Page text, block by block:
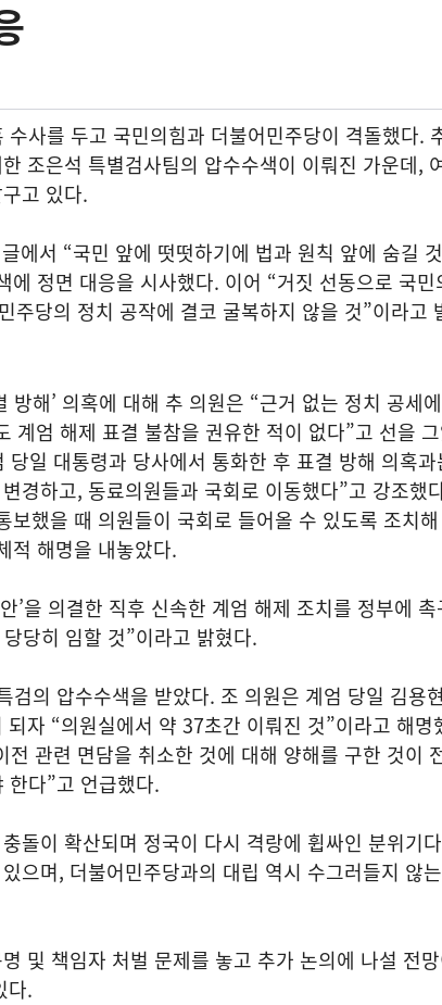
사를 두고 국민의힘과 더불어민주당이 격돌했다.
조은석 특별검사팀의 압수수색이 이뤄진 가운데,
고 있다.
에서 “국민 앞에 떳떳하기에 법과 원칙 앞에 숨길
정면 대응을 시사했다. 이어 “거짓 선동으로 국민
주당의 정치 공작에 결코 굴복하지 않을 것”이라고
방해’ 의혹에 대해 추 의원은 “근거 없는 정치 공세에
계엄 해제 표결 불참을 권유한 적이 없다”고 선을
일 대통령과 당사에서 통화한 후 표결 방해 의혹과
경하고, 동료의원들과 국회로 이동했다”고 강조했
보했을 때 의원들이 국회로 들어올 수 있도록 조치
적 해명을 내놓았다.
’을 의결한 직후 신속한 계엄 해제 조치를 정부에 촉
당히 임할 것”이라고 밝혔다.
검의 압수수색을 받았다. 조 의원은 계엄 당일 김용현
자 “의원실에서 약 37초간 이뤄진 것”이라고 해명
전 관련 면담을 취소한 것에 대해 양해를 구한 것이
한다”고 언급했다.
돌이 확산되며 정국이 다시 격랑에 휩싸인 분위기
으며, 더불어민주당과의 대립 역시 수그러들지 않는
및 책임자 처벌 문제를 놓고 추가 논의에 나설 전
다.